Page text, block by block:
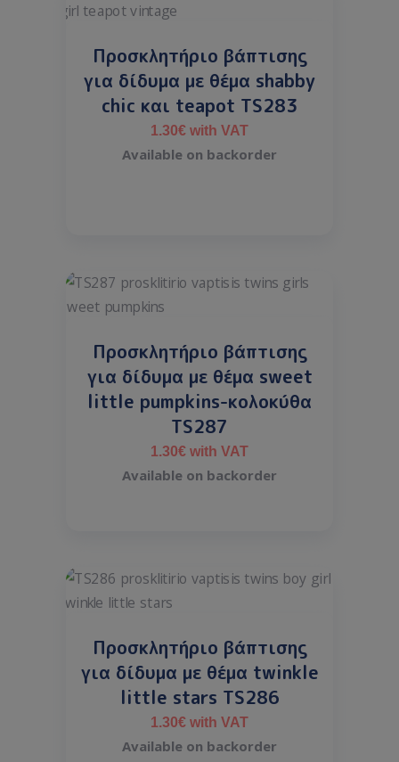
Προσκλητήριο βάπτισης
για δίδυμα με θέμα shabby
chic και teapot TS283
1.30€ with VAT
Available on backorder
Προσκλητήριο βάπτισης
για δίδυμα με θέμα sweet
little pumpkins-κολοκύθα
TS287
1.30€ with VAT
Available on backorder
Προσκλητήριο βάπτισης
για δίδυμα με θέμα twinkle
little stars TS286
1.30€ with VAT
Available on backorder